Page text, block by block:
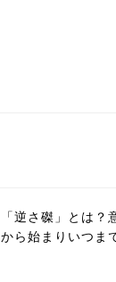
「逆さ磔」とは
から始まりいつま